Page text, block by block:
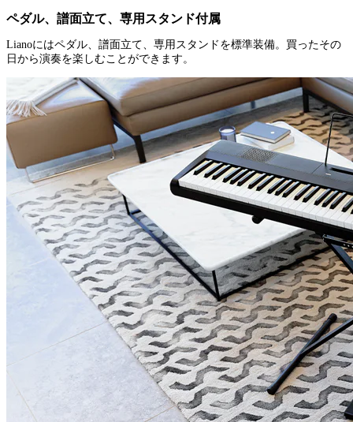
ペダル、譜面立て、専用スタンド付属
Lianoにはペダル、譜面立て、専用スタンドを標準装備。買ったその
日から演奏を楽しむことができます。